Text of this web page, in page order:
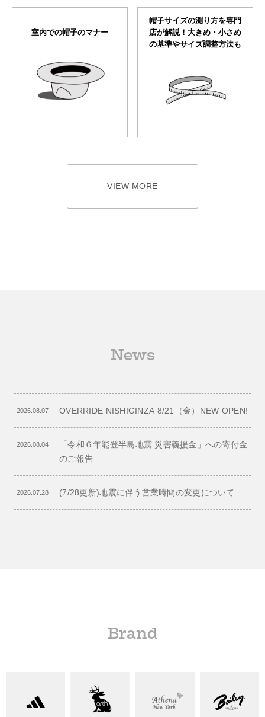
室内での帽子のマナー
帽子サイズの測り方を専門
店が解説！大きめ・小さめ
の基準やサイズ調整方法も
VIEW MORE
News
2026.08.07 OVERRIDE NISHIGINZA 8/21（金）NEW OPEN!
2026.08.04
「令和６年能登半島地震 災害義援金」への寄付金
のご報告
2026.07.28 (7/28更新)地震に伴う営業時間の変更について
Brand